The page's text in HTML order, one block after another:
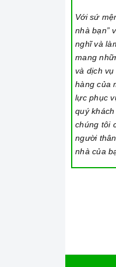
Chức
vẫn
Chức
tránh bị
Chức
hoạt
Chức
năng rủi
2. Một
Với sứ
nhà bạn”
nghĩ và
mang
và dịch
hàng của
lực phục
quý
chúng tôi
người
nhà của